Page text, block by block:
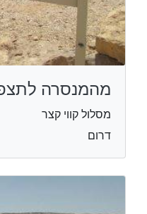
מהמנסרה
מסלול קווי קצר
דרום